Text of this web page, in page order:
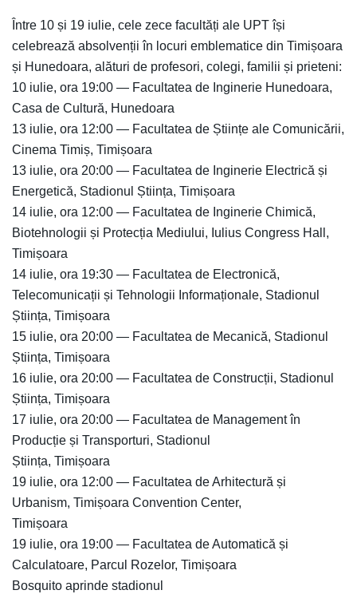
Între 10 și 19 iulie, cele zece facultăți ale UPT își
celebrează absolvenții în locuri emblematice din Timișoara
și Hunedoara, alături de profesori, colegi, familii și prieteni:
10 iulie, ora 19:00 — Facultatea de Inginerie Hunedoara,
Casa de Cultură, Hunedoara
13 iulie, ora 12:00 — Facultatea de Științe ale Comunicării,
Cinema Timiș, Timișoara
13 iulie, ora 20:00 — Facultatea de Inginerie Electrică și
Energetică, Stadionul Știința, Timișoara
14 iulie, ora 12:00 — Facultatea de Inginerie Chimică,
Biotehnologii și Protecția Mediului, Iulius Congress Hall,
Timișoara
14 iulie, ora 19:30 — Facultatea de Electronică,
Telecomunicații și Tehnologii Informaționale, Stadionul
Știința, Timișoara
15 iulie, ora 20:00 — Facultatea de Mecanică, Stadionul
Știința, Timișoara
16 iulie, ora 20:00 — Facultatea de Construcții, Stadionul
Știința, Timișoara
17 iulie, ora 20:00 — Facultatea de Management în
Producție și Transporturi, Stadionul
Știința, Timișoara
19 iulie, ora 12:00 — Facultatea de Arhitectură și
Urbanism, Timișoara Convention Center,
Timișoara
19 iulie, ora 19:00 — Facultatea de Automatică și
Calculatoare, Parcul Rozelor, Timișoara
Bosquito aprinde stadionul